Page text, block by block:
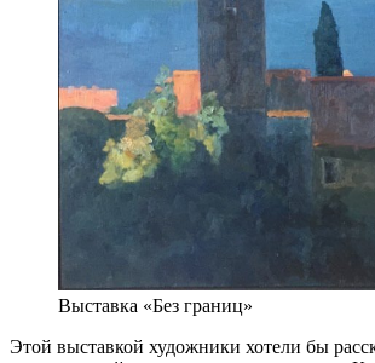
Выставка «Без границ»
Этой выставкой художники хотели бы